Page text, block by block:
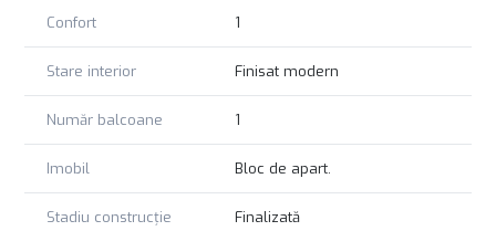
Confort 1
Stare interior Finisat modern
Număr balcoane 1
Imobil Bloc de apart.
Stadiu construcție Finalizată